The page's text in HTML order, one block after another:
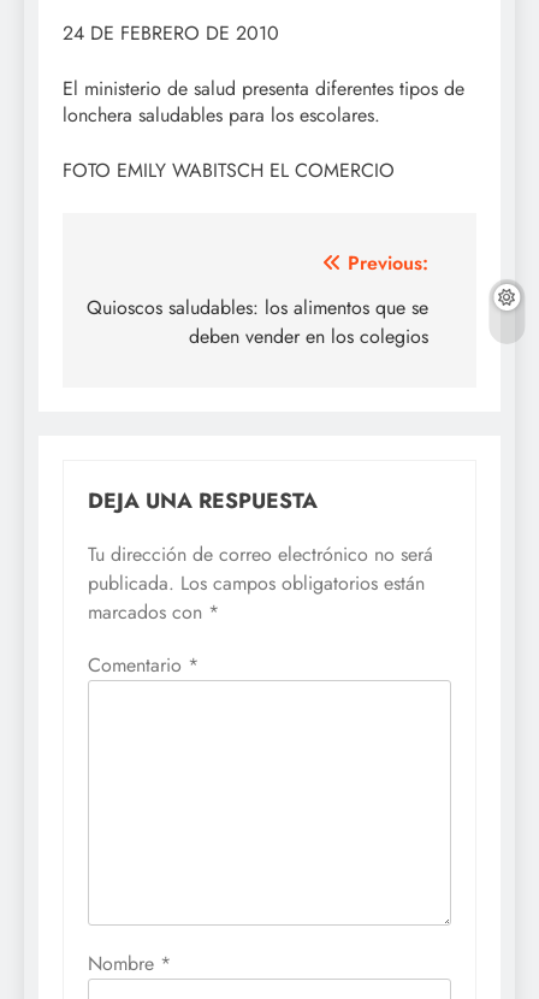
24 DE FEBRERO DE 2010
El ministerio de salud presenta diferentes tipos de
lonchera saludables para los escolares.
FOTO EMILY WABITSCH EL COMERCIO
de
entradas
Previous:
Quioscos saludables: los alimentos que se
deben vender en los colegios
DEJA UNA RESPUESTA
Tu dirección de correo electrónico no será
publicada. Los campos obligatorios están
marcados con *
Comentario *
Nombre *